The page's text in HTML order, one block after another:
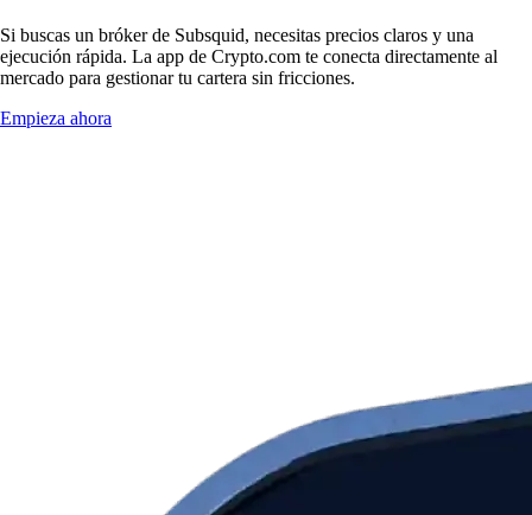
Si buscas un bróker de Subsquid, necesitas precios claros y una
ejecución rápida. La app de Crypto.com te conecta directamente al
mercado para gestionar tu cartera sin fricciones.
Empieza ahora